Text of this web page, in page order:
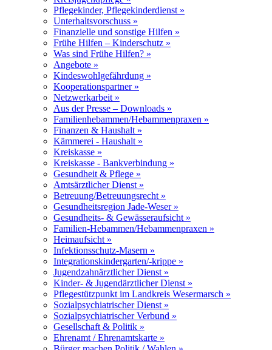
Pflegekinder, Pflegekinderdienst »
Unterhaltsvorschuss »
Finanzielle und sonstige Hilfen »
Frühe Hilfen – Kinderschutz »
Was sind Frühe Hilfen? »
Angebote »
Kindeswohlgefährdung »
Kooperationspartner »
Netzwerkarbeit »
Aus der Presse – Downloads »
Familienhebammen/Hebammenpraxen »
Finanzen & Haushalt »
Kämmerei - Haushalt »
Kreiskasse »
Kreiskasse - Bankverbindung »
Gesundheit & Pflege »
Amtsärztlicher Dienst »
Betreuung/Betreuungsrecht »
Gesundheitsregion Jade-Weser »
Gesundheits- & Gewässeraufsicht »
Familien-Hebammen/Hebammenpraxen »
Heimaufsicht »
Infektionsschutz-Masern »
Integrationskindergarten/-krippe »
Jugendzahnärztlicher Dienst »
Kinder- & Jugendärztlicher Dienst »
Pflegestützpunkt im Landkreis Wesermarsch »
Sozialpsychiatrischer Dienst »
Sozialpsychiatrischer Verbund »
Gesellschaft & Politik »
Ehrenamt / Ehrenamtskarte »